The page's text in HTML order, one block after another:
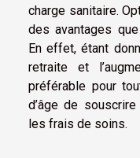
charge sanitaire.
des avantages que
En effet, étant
retraite et
préférable pour
d’âge de
les frais de soins.